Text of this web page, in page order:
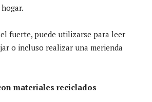
fuerte, puede utilizarse para leer
o incluso realizar una merienda
materiales reciclados